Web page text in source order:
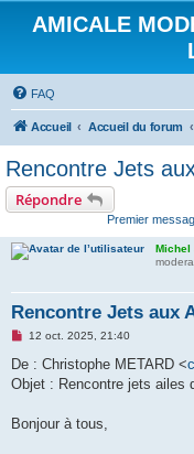
AMICALE
FAQ
Accueil Accueil du forum
Rencontre Jets
Répondre
Premier
Michel
Rencontre Jets aux
M
s
a
n
12 oct. 2025, 21:40
De : Christophe METARD <
Objet : Rencontre jets ailes
Bonjour à tous,